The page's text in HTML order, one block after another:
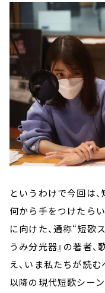
というわけで今回は
何から手をつけたら
に向けた、通称“短歌
うみ分光器』の著者
え、いま私たちが読
以降の現代短歌シー